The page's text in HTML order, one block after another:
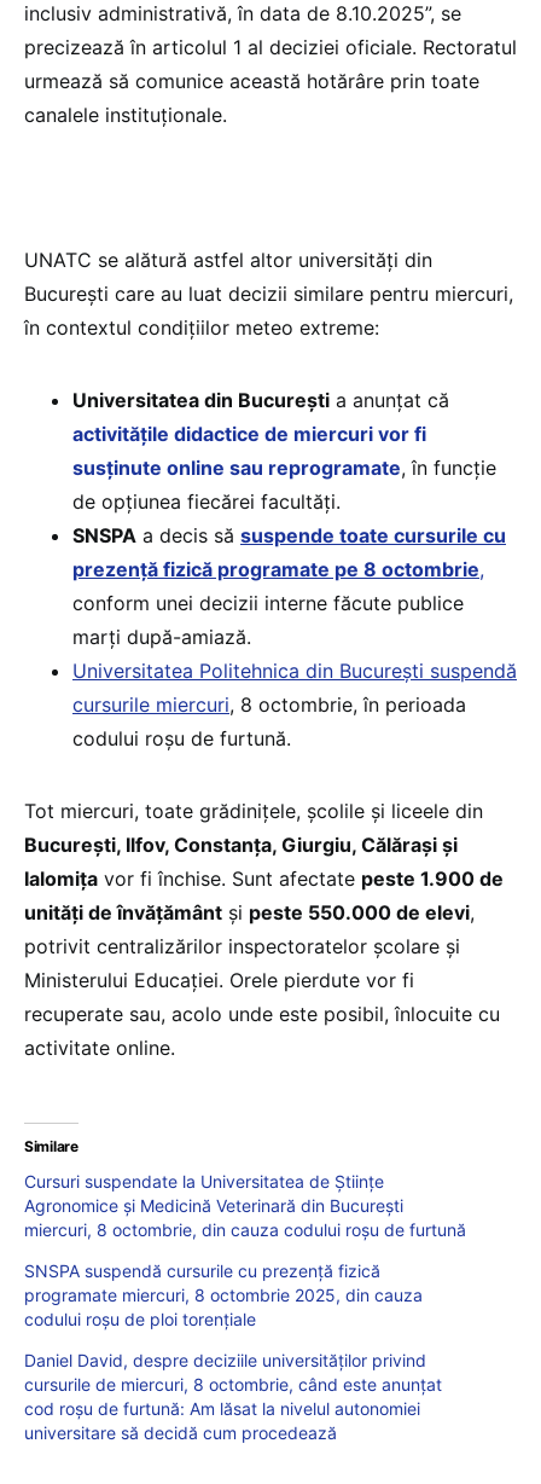
inclusiv administrativă, în data de 8.10.2025”, se
precizează în articolul 1 al deciziei oficiale. Rectoratul
urmează să comunice această hotărâre prin toate
canalele instituționale.
UNATC se alătură astfel altor universități din
București care au luat decizii similare pentru miercuri,
în contextul condițiilor meteo extreme:
Universitatea din București a anunțat că
activitățile didactice de miercuri vor fi
susținute online sau reprogramate, în funcție
de opțiunea fiecărei facultăți.
SNSPA a decis să suspende toate cursurile cu
prezență fizică programate pe 8 octombrie,
conform unei decizii interne făcute publice
marți după-amiază.
Universitatea Politehnica din București suspendă
cursurile miercuri, 8 octombrie, în perioada
codului roșu de furtună.
Tot miercuri, toate grădinițele, școlile și liceele din
București, Ilfov, Constanța, Giurgiu, Călărași și
Ialomița vor fi închise. Sunt afectate peste 1.900 de
unități de învățământ și peste 550.000 de elevi,
potrivit centralizărilor inspectoratelor școlare și
Ministerului Educației. Orele pierdute vor fi
recuperate sau, acolo unde este posibil, înlocuite cu
activitate online.
Similare
Cursuri suspendate la Universitatea de Științe
Agronomice și Medicină Veterinară din București
miercuri, 8 octombrie, din cauza codului roșu de furtună
SNSPA suspendă cursurile cu prezență fizică
programate miercuri, 8 octombrie 2025, din cauza
codului roșu de ploi torențiale
Daniel David, despre deciziile universităților privind
cursurile de miercuri, 8 octombrie, când este anunțat
cod roșu de furtună: Am lăsat la nivelul autonomiei
universitare să decidă cum procedează